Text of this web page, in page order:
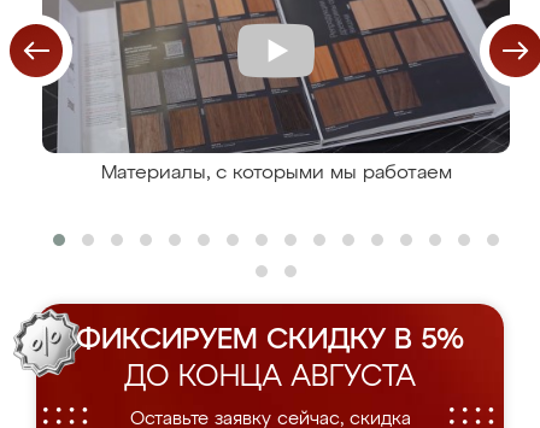
Материалы, с которыми мы работаем
ФИКСИРУЕМ СКИДКУ В 5%
ДО КОНЦА АВГУСТА
Оставьте заявку сейчас, скидка